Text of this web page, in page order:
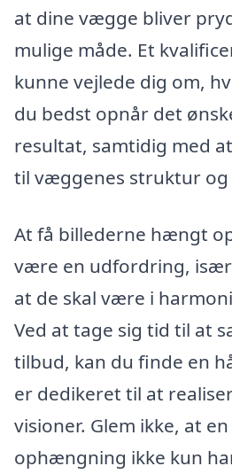
at dine vægge bliver
mulige måde. Et
kunne vejlede dig om,
du bedst opnår det
resultat, samtidig med
til væggenes struktur
At få billederne hængt
være en udfordring, især
at de skal være i
Ved at tage sig tid til at
tilbud, kan du finde en
er dedikeret til at
visioner. Glem ikke, at
ophængning ikke kun